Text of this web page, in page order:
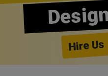
Hire Us